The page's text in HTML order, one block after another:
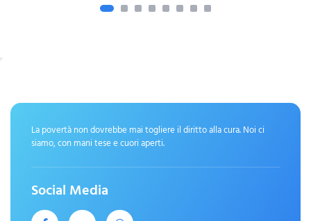
La povertà non dovrebbe mai togliere il diritto alla cura. Noi ci
siamo, con mani tese e cuori aperti.
Social Media